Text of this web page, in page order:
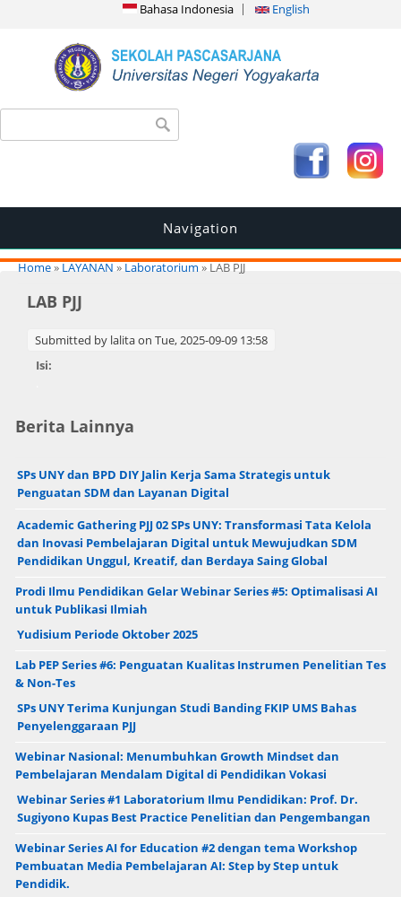
Bahasa Indonesia English
Search form
Navigation
You are here
Home» LAYANAN » Laboratorium» LAB PJJ
LAB PJJ
Submitted by lalitaon Tue, 2025-09-09 13:58
Isi:
Berita Lainnya
SPs UNY dan BPD DIY Jalin Kerja Sama Strategis untuk
Penguatan SDM dan Layanan Digital
Academic Gathering PJJ 02 SPs UNY: Transformasi Tata Kelola
dan Inovasi Pembelajaran Digital untuk Mewujudkan SDM
Pendidikan Unggul, Kreatif, dan Berdaya Saing Global
Prodi Ilmu Pendidikan Gelar Webinar Series #5: Optimalisasi AI
untuk Publikasi Ilmiah
Yudisium Periode Oktober 2025
Lab PEP Series #6: Penguatan Kualitas Instrumen Penelitian Tes
& Non-Tes
SPs UNY Terima Kunjungan Studi Banding FKIP UMS Bahas
Penyelenggaraan PJJ
Webinar Nasional: Menumbuhkan Growth Mindset dan
Pembelajaran Mendalam Digital di Pendidikan Vokasi
Webinar Series #1 Laboratorium Ilmu Pendidikan: Prof. Dr.
Sugiyono Kupas Best Practice Penelitian dan Pengembangan
Webinar Series AI for Education #2 dengan tema Workshop
Pembuatan Media Pembelajaran AI: Step by Step untuk
Pendidik.